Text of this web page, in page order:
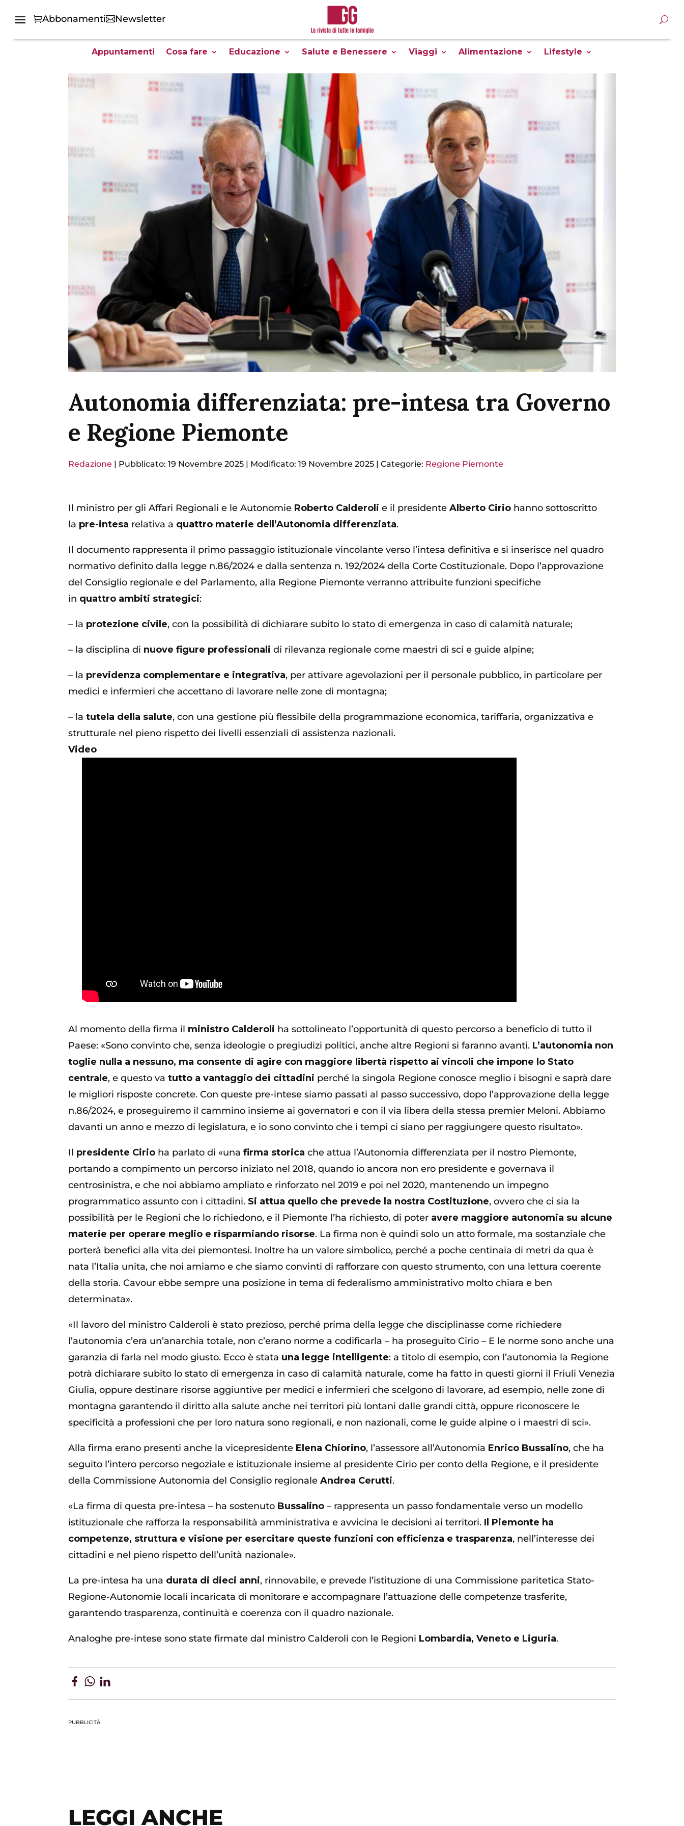
Abbonamenti Newsletter
Appuntamenti Cosa fare Educazione Salute e Benessere Viaggi Alimentazione Lifestyle
Autonomia differenziata: pre-intesa tra Governo
e Regione Piemonte
Redazione | Pubblicato: 19 Novembre 2025 | Modificato: 19 Novembre 2025 |Categorie: Regione Piemonte
Il ministro per gli Affari Regionali e le Autonomie Roberto Calderoli e il presidenteAlberto Cirio hanno sottoscritto
la pre-intesa relativa a quattro materie dell’Autonomia differenziata.
Il documento rappresenta il primo passaggio istituzionale vincolante verso l’intesa definitiva e si inserisce nel quadro
normativo definito dalla legge n.86/2024 e dalla sentenza n. 192/2024 della Corte Costituzionale. Dopo l’approvazione
del Consiglio regionale e del Parlamento, alla Regione Piemonte verranno attribuite funzioni specifiche
in quattro ambiti strategici:
– la protezione civile, con la possibilità di dichiarare subito lo stato di emergenza in caso di calamità naturale;
– la disciplina di nuove figure professionali di rilevanza regionale come maestri di sci e guide alpine;
– la previdenza complementare e integrativa, per attivare agevolazioni per il personale pubblico, in particolare per
medici e infermieri che accettano di lavorare nelle zone di montagna;
– latutela della salute, con una gestione più flessibile della programmazione economica, tariffaria, organizzativa e
strutturale nel pieno rispetto dei livelli essenziali di assistenza nazionali.
Video
Al momento della firma il ministro Calderoli ha sottolineato l’opportunità di questo percorso a beneficio di tutto il
Paese: «Sono convinto che, senza ideologie o pregiudizi politici, anche altre Regioni si faranno avanti. L’autonomia non
toglie nulla a nessuno, ma consente di agire con maggiore libertà rispetto ai vincoli che impone lo Stato
centrale, e questo vatutto a vantaggio dei cittadini perché la singola Regione conosce meglio i bisogni e saprà dare
le migliori risposte concrete. Con queste pre-intese siamo passati al passo successivo, dopo l’approvazione della legge
n.86/2024, e proseguiremo il cammino insieme ai governatori e con il via libera della stessa premier Meloni. Abbiamo
davanti un anno e mezzo di legislatura, e io sono convinto che i tempi ci siano per raggiungere questo risultato».
Il presidente Cirio ha parlato di «una firma storica che attua l’Autonomia differenziata per il nostro Piemonte,
portando a compimento un percorso iniziato nel 2018, quando io ancora non ero presidente e governava il
centrosinistra, e che noi abbiamo ampliato e rinforzato nel 2019 e poi nel 2020, mantenendo un impegno
programmatico assunto con i cittadini. Si attua quello che prevede la nostra Costituzione, ovvero che ci sia la
possibilità per le Regioni che lo richiedono, e il Piemonte l’ha richiesto, di poter avere maggiore autonomia su alcune
materie per operare meglio e risparmiando risorse. La firma non è quindi solo un atto formale, ma sostanziale che
porterà benefici alla vita dei piemontesi. Inoltre ha un valore simbolico, perché a poche centinaia di metri da qua è
nata l’Italia unita, che noi amiamo e che siamo convinti di rafforzare con questo strumento, con una lettura coerente
della storia. Cavour ebbe sempre una posizione in tema di federalismo amministrativo molto chiara e ben
determinata».
«Il lavoro del ministro Calderoli è stato prezioso, perché prima della legge che disciplinasse come richiedere
l’autonomia c’era un’anarchia totale, non c’erano norme a codificarla – ha proseguito Cirio – E le norme sono anche una
garanzia di farla nel modo giusto. Ecco è stata una legge intelligente: a titolo di esempio, con l’autonomia la Regione
potrà dichiarare subito lo stato di emergenza in caso di calamità naturale, come ha fatto in questi giorni il Friuli Venezia
Giulia, oppure destinare risorse aggiuntive per medici e infermieri che scelgono di lavorare, ad esempio, nelle zone di
montagna garantendo il diritto alla salute anche nei territori più lontani dalle grandi città, oppure riconoscere le
specificità a professioni che per loro natura sono regionali, e non nazionali, come le guide alpine o i maestri di sci».
Alla firma erano presenti anche la vicepresidente Elena Chiorino, l’assessore all’Autonomia Enrico Bussalino, che ha
seguito l’intero percorso negoziale e istituzionale insieme al presidente Cirio per conto della Regione, e il presidente
della Commissione Autonomia del Consiglio regionaleAndrea Cerutti.
«La firma di questa pre-intesa – ha sostenuto Bussalino – rappresenta un passo fondamentale verso un modello
istituzionale che rafforza la responsabilità amministrativa e avvicina le decisioni ai territori. Il Piemonte ha
competenze, struttura e visione per esercitare queste funzioni con efficienza e trasparenza, nell’interesse dei
cittadini e nel pieno rispetto dell’unità nazionale».
La pre-intesa ha una durata di dieci anni, rinnovabile, e prevede l’istituzione di una Commissione paritetica Stato-
Regione-Autonomie locali incaricata di monitorare e accompagnare l’attuazione delle competenze trasferite,
garantendo trasparenza, continuità e coerenza con il quadro nazionale.
Analoghe pre-intese sono state firmate dal ministro Calderoli con le Regioni Lombardia, Veneto e Liguria.
PUBBLICITÀ
LEGGI ANCHE